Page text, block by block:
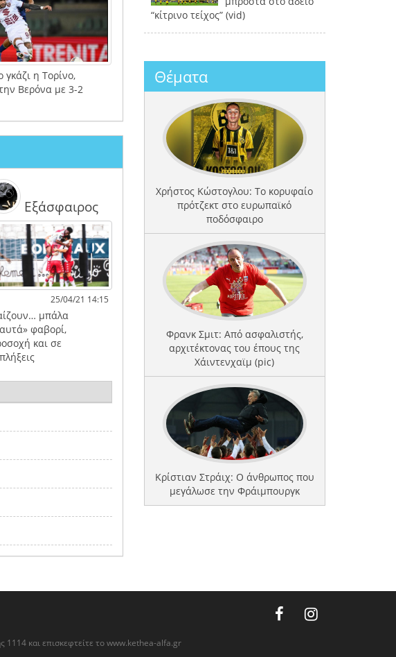
η Τορίνο,
Βερόνα με 3-2
Εξάσφαιρος
25/04/21 14:15
μπάλα
φαβορί,
και σε
“κίτρινο τείχος” (vid)
Θέματα
Χρήστος Κώστογλου: Το κορυφαίο
πρότζεκτ στο ευρωπαϊκό
ποδόσφαιρο
Φρανκ Σμιτ: Από ασφαλιστής,
αρχιτέκτονας του έπους της
Χάιντενχαϊμ (pic)
Κρίστιαν Στράιχ: Ο άνθρωπος που
μεγάλωσε την Φράιμπουργκ
1114 και επισκεφτείτε τοwww.kethea-alfa.gr